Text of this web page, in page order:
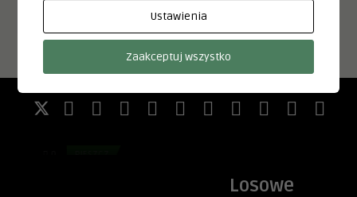
0
Losowe
Sławno = Schlawe 0.0
Pieszcz B dworek
Sławno = Schlawe
Łącko droga
Ustawienia
Zaakceptuj wszystko